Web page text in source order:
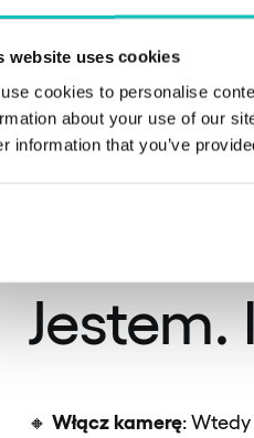
website uses cookies
cookies to personalise
about your use of our
information that you’ve
🔸Przygotowanie
stresu!
🔸Notatki: Jeśli masz
Jestem.
🔸 Włącz kamerę: